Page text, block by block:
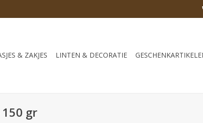
& ZAKJES LINTEN & DECORATIE
gr